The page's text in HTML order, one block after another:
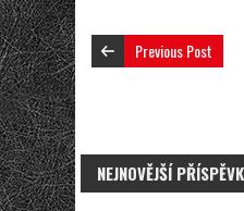
Previous Post
NEJNOVĚJŠÍ